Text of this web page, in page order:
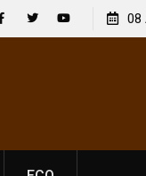
2027] Les
démocratique
08